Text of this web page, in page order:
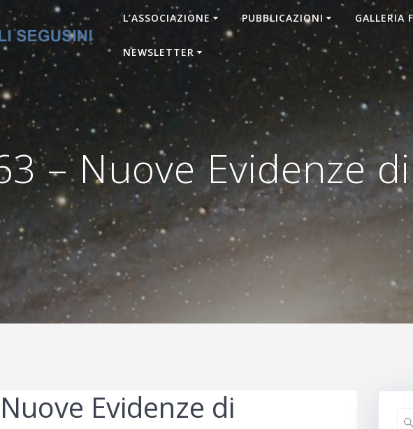
L’ASSOCIAZIONE PUBBLICAZIONI GALLERIA
NEWSLETTER
– Nuove Evidenze di
Evidenze di